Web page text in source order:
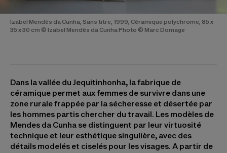
Izabel Mendès da Cunha, Sans titre, 1999, Céramique polychrome, 85 x
35 x 30 cm © Izabel Mendès da Cunha Photo © Marc Domage
Dans la vallée du Jequitinhonha, la fabrique de
céramique permet aux femmes de survivre dans une
zone rurale frappée par la sécheresse et désertée par
les hommes partis chercher du travail. Les modèles de
Mendes da Cunha se distinguent par leur virtuosité
technique et leur esthétique singulière, avec des
détails modelés et ciselés pour les visages. A partir de